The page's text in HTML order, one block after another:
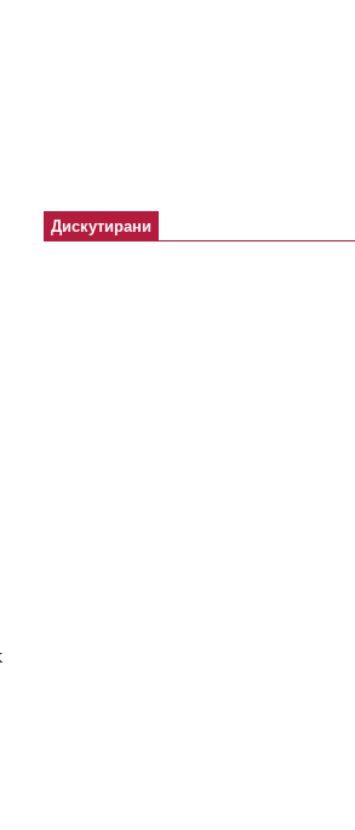
Дискутирани